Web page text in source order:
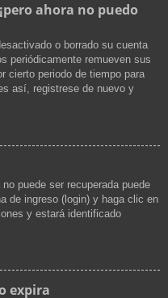
ahora no puedo
o borrado su cuenta
periódicamente remueven sus
cierto periodo de tiempo para
así, registrese de nuevo y
puede ser recuperada puede
de ingreso (login) y haga clic en
y estará identificado
expira